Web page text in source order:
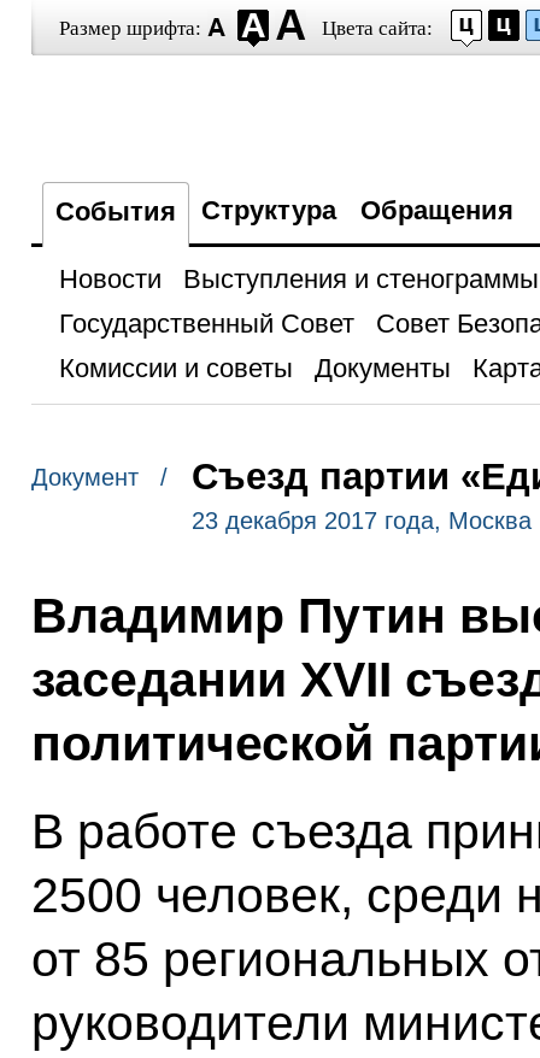
Размер шрифта: Цвета сайта:
События Структура Обращения
Новости
Выступления и стенограммы
Государственный Совет
Совет
Комиссии и советы
Документы
Документ / Съезд партии
23 декабря 2017 года, Москва
Владимир Путин
заседании XVII
политической
В работе съезда
2500 человек, среди
от 85 региональных
руководители